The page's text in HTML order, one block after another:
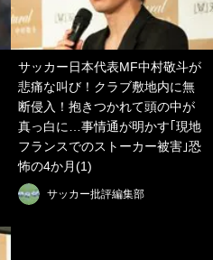
サッカー日本代表MF中村敬斗が
悲痛な叫び！クラブ敷地内に無
断侵入！抱きつかれて頭の中が
真っ白に…事情通が明かす｢現地
フランスでのストーカー被害｣恐
怖の4か月(1)
サッカー批評編集部